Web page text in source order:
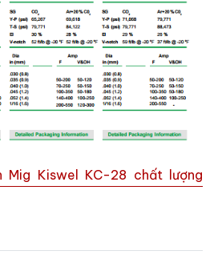
Mig Kiswel KC-28 chất lượng